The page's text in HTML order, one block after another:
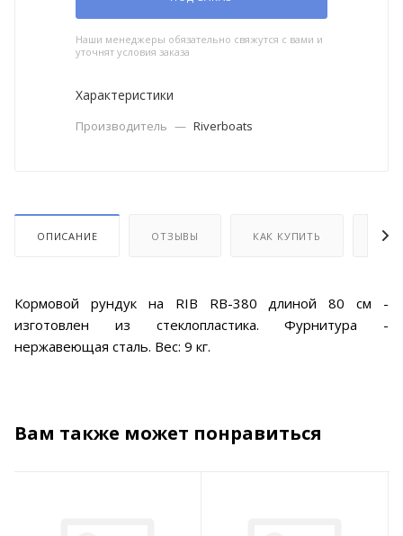
Наши менеджеры обязательно свяжутся с вами и
уточнят условия заказа
Характеристики
Производитель — Riverboats
ОПИСАНИЕ ОТЗЫВЫ КАК КУПИТЬ
Кормовой рундук на RIB RB-380 длиной 80 см -
изготовлен из стеклопластика. Фурнитура -
нержавеющая сталь. Вес: 9 кг.
Вам также может понравиться